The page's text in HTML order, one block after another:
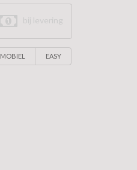
bij levering
MOBIEL EASY